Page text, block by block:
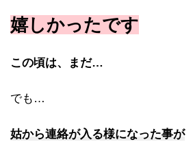
嬉しかったです
この頃は、まだ…
でも…
姑から連絡が入る様になった事が